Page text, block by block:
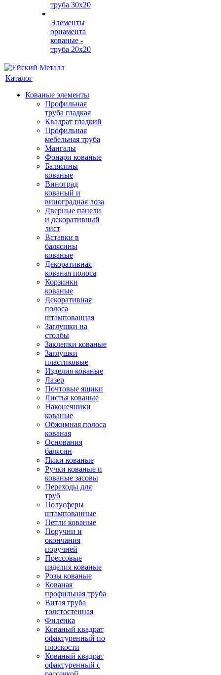
труба 30х20
Элементы
орнамента
кованые -
труба 20х20
Каталог
Кованые элементы
Профильная
труба гладкая
Квадрат гладкий
Профильная
мебельная труба
Мангалы
Фонари кованые
Балясины
кованые
Виноград
кованый и
виноградная лоза
Дверные панели
и декоративный
лист
Вставки в
балясины
кованые
Декоративная
кованая полоса
Корзинки
кованые
Декоративная
полоса
штампованная
Заглушки на
столбы
Заклепки кованые
Заглушки
пластиковые
Изделия кованые
Лазер
Почтовые ящики
Листья кованые
Наконечники
кованые
Обжимная полоса
кованая
Основания
балясин
Пики кованые
Ручки кованые и
кованые засовы
Переходы для
труб
Полусферы
штампованные
Петли кованые
Поручни и
окончания
поручней
Прессовые
изделия кованые
Розы кованые
Кованая
профильная труба
Витая труба
толстостенная
Филенка
Кованый квадрат
офактуренный по
плоскости
Кованый квадрат
офактуренный с